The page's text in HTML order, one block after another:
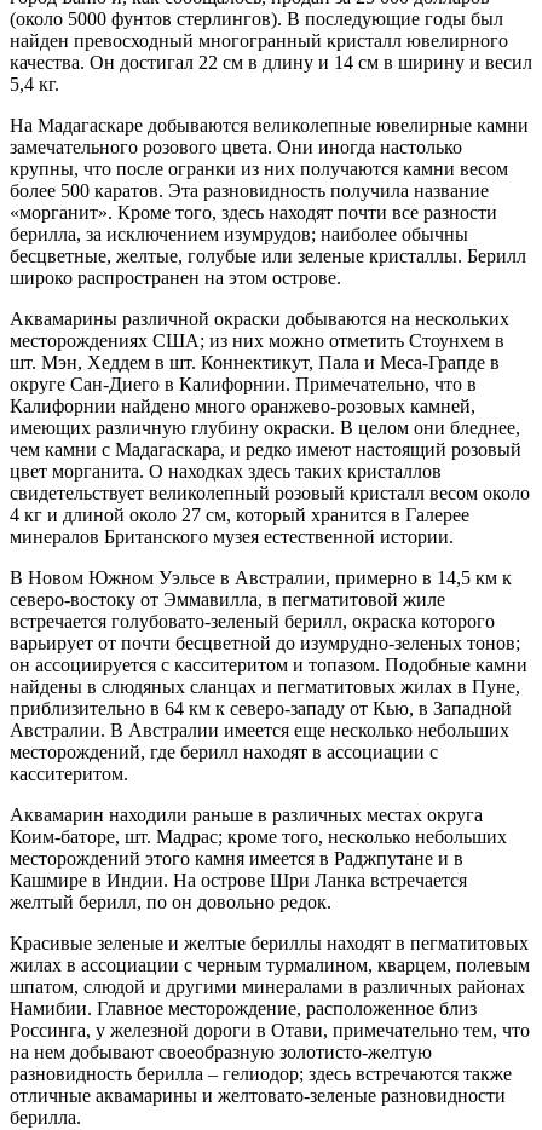
(около 5000 фунтов стерлингов). В последующие годы был
найден превосходный многогранный кристалл ювелирного
качества. Он достигал 22 см в длину и 14 см в ширину и весил
5,4 кг.
На Мадагаскаре добываются великолепные ювелирные камни
замечательного розового цвета. Они иногда настолько
крупны, что после огранки из них получаются камни весом
более 500 каратов. Эта разновидность получила название
«морганит». Кроме того, здесь находят почти все разности
берилла, за исключением изумрудов; наиболее обычны
бесцветные, желтые, голубые или зеленые кристаллы. Берилл
широко распространен на этом острове.
Аквамарины различной окраски добываются на нескольких
месторождениях США; из них можно отметить Стоунхем в
шт. Мэн, Хеддем в шт. Коннектикут, Пала и Меса-Грапде в
округе Сан-Диего в Калифорнии. Примечательно, что в
Калифорнии найдено много оранжево-розовых камней,
имеющих различную глубину окраски. В целом они бледнее,
чем камни с Мадагаскара, и редко имеют настоящий розовый
цвет морганита. О находках здесь таких кристаллов
свидетельствует великолепный розовый кристалл весом около
4 кг и длиной около 27 см, который хранится в Галерее
минералов Британского музея естественной истории.
В Новом Южном Уэльсе в Австралии, примерно в 14,5 км к
северо-востоку от Эммавилла, в пегматитовой жиле
встречается голубовато-зеленый берилл, окраска которого
варьирует от почти бесцветной до изумрудно-зеленых тонов;
он ассоциируется с касситеритом и топазом. Подобные камни
найдены в слюдяных сланцах и пегматитовых жилах в Пуне,
приблизительно в 64 км к северо-западу от Кью, в Западной
Австралии. В Австралии имеется еще несколько небольших
месторождений, где берилл находят в ассоциации с
касситеритом.
Аквамарин находили раньше в различных местах округа
Коим-баторе, шт. Мадрас; кроме того, несколько небольших
месторождений этого камня имеется в Раджпутане и в
Кашмире в Индии. На острове Шри Ланка встречается
желтый берилл, по он довольно редок.
Красивые зеленые и желтые бериллы находят в пегматитовых
жилах в ассоциации с черным турмалином, кварцем, полевым
шпатом, слюдой и другими минералами в различных районах
Намибии. Главное месторождение, расположенное близ
Россинга, у железной дороги в Отави, примечательно тем, что
на нем добывают своеобразную золотисто-желтую
разновидность берилла – гелиодор; здесь встречаются также
отличные аквамарины и желтовато-зеленые разновидности
берилла.